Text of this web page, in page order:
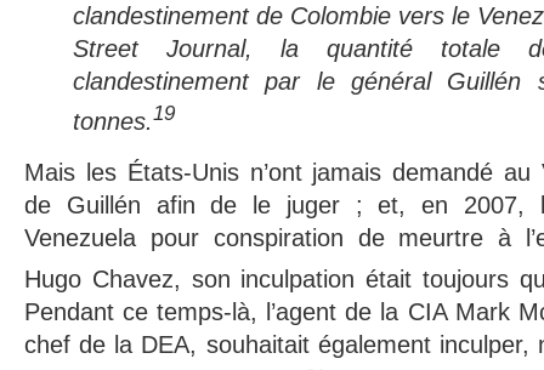
clandestinement de Colombie vers le
Street Journal, la quantité totale
clandestinement par le général
tonnes.19
Mais les États-Unis n’ont jamais demandé au
de Guillén afin de le juger ; et, en 2007,
Venezuela pour conspiration de meurtre à
Hugo Chavez, son inculpation était toujours
Pendant ce temps-là, l’agent de la CIA Mark
chef de la DEA, souhaitait également